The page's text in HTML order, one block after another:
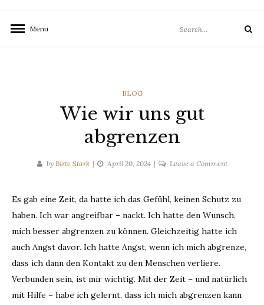
Menu
for:
Search
CATEGORIES
BLOG
Wie wir uns gut
abgrenzen
by Birte Stark April 20, 2024 Leave a Commenton
uns
gut
abgrenzen
Es gab eine Zeit, da hatte ich das Gefühl, keinen Schutz zu
haben. Ich war angreifbar – nackt. Ich hatte den Wunsch,
mich besser abgrenzen zu können. Gleichzeitig hatte ich
auch Angst davor. Ich hatte Angst, wenn ich mich abgrenze,
dass ich dann den Kontakt zu den Menschen verliere.
Verbunden sein, ist mir wichtig. Mit der Zeit – und natürlich
mit Hilfe – habe ich gelernt, dass ich mich abgrenzen kann